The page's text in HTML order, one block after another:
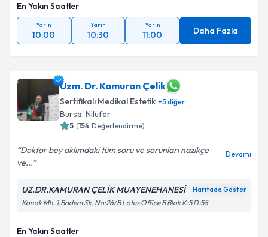
En Yakın Saatler
Yarın
10:00
Yarın
10:30
Yarın
11:00 Daha Fazla
Uzm. Dr. Kamuran Çelik
Sertifikalı Medikal Estetik +5 diğer
Bursa, Nilüfer
5 (154 Değerlendirme)
Doktor bey aklımdaki tüm soru ve sorunları nazikçe
ve...
Devamı
UZ.DR.KAMURAN ÇELİK MUAYENEHANESİ Haritada Göster
Konak Mh. 1.Badem Sk. No:26/B Lotus Office B Blok K:5 D:58
En Yakın Saatler